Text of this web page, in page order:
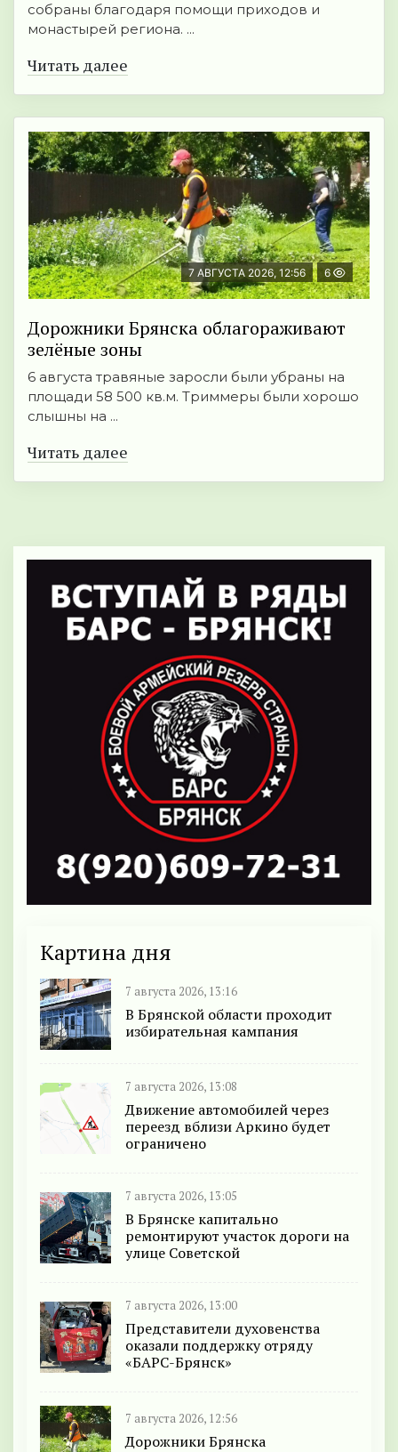
собраны благодаря помощи приходов и
монастырей региона. ...
Читать далее
7 АВГУСТА 2026, 12:56 6
Дорожники Брянска облагораживают
зелёные зоны
6 августа травяные заросли были убраны на
площади 58 500 кв.м. Триммеры были хорошо
слышны на ...
Читать далее
Картина дня
7 августа 2026, 13:16
В Брянской области проходит
избирательная кампания
7 августа 2026, 13:08
Движение автомобилей через
переезд вблизи Аркино будет
ограничено
7 августа 2026, 13:05
В Брянске капитально
ремонтируют участок дороги на
улице Советской
7 августа 2026, 13:00
Представители духовенства
оказали поддержку отряду
«БАРС-Брянск»
7 августа 2026, 12:56
Дорожники Брянска